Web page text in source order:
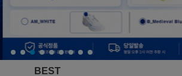
BEST